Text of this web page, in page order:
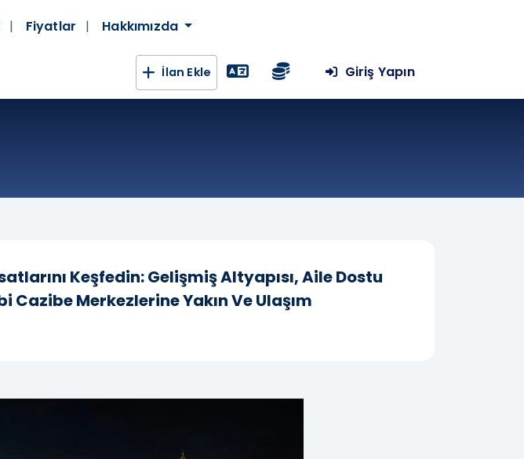
Fiyatlar Hakkımızda
İlan Ekle Giriş Yapın
Keşfedin: Gelişmiş Altyapısı, Aile Dostu
Cazibe Merkezlerine Yakın Ve Ulaşım